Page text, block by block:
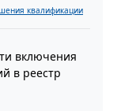
квалификации
включения
в реестр